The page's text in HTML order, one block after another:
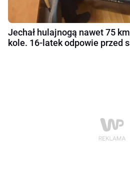
Jechał hulajnogą nawet 75
kole. 16-latek odpowie przed